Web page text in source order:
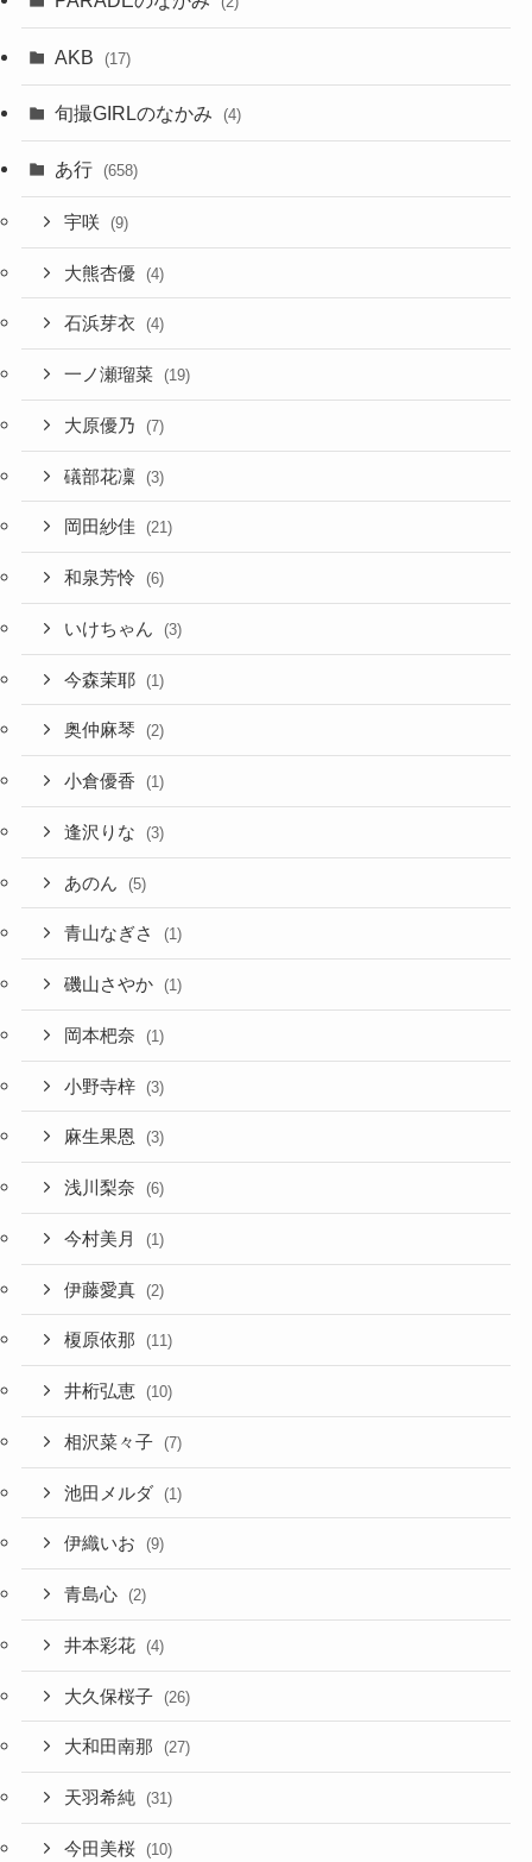
AKB (17)
旬撮GIRLのなかみ (4)
あ行 (658)
宇咲 (9)
大熊杏優 (4)
石浜芽衣 (4)
一ノ瀬瑠菜 (19)
大原優乃 (7)
礒部花凜 (3)
岡田紗佳 (21)
和泉芳怜 (6)
いけちゃん (3)
今森茉耶 (1)
奥仲麻琴 (2)
小倉優香 (1)
逢沢りな (3)
あのん (5)
青山なぎさ (1)
磯山さやか (1)
岡本杷奈 (1)
小野寺梓 (3)
麻生果恩 (3)
浅川梨奈 (6)
今村美月 (1)
伊藤愛真 (2)
榎原依那 (11)
井桁弘恵 (10)
相沢菜々子 (7)
池田メルダ (1)
伊織いお (9)
青島心 (2)
井本彩花 (4)
大久保桜子 (26)
大和田南那 (27)
天羽希純 (31)
今田美桜 (10)